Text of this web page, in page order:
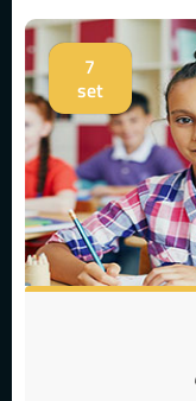
7
set